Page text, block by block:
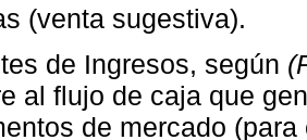
(venta sugestiva).
de Ingresos, según
al flujo de caja que
de mercado